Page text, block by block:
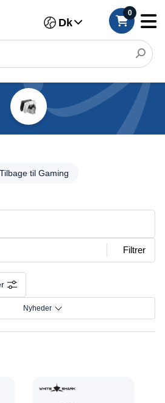
Dk
0
til Gaming
Filtrer
Nyheder